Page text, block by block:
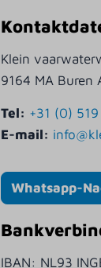
Klein
9164 MA Buren
Tel: +31 (0)
E-mail:
Whatsapp-
IBAN: NL93